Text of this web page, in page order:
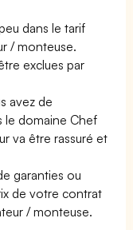
dans le tarif
/ monteuse.
exclues par
avez de
le domaine Chef
va être rassuré et
garanties ou
de votre contrat
/ monteuse.